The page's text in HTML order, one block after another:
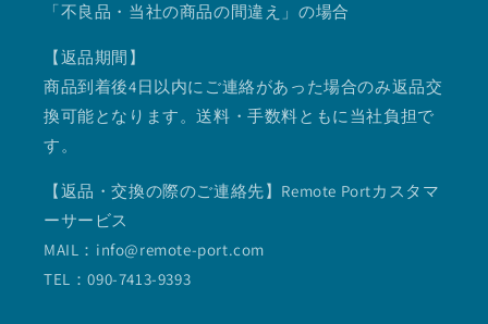
「不良品・当社の商品の間違え」の場合
【返品期間】
商品到着後4日以内にご連絡があった場合のみ返品交
換可能となります。送料・手数料ともに当社負担で
す。
【返品・交換の際のご連絡先】Remote Portカスタマ
ーサービス
MAIL：info@remote-port.com
TEL：090-7413-9393